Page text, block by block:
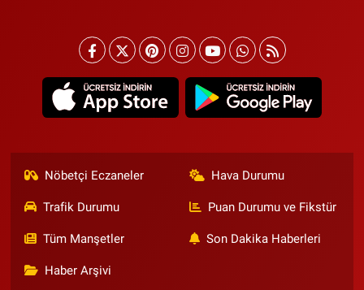
Nöbetçi Eczaneler Hava Durumu
Trafik Durumu Puan Durumu ve Fikstür
Tüm Manşetler Son Dakika Haberleri
Haber Arşivi